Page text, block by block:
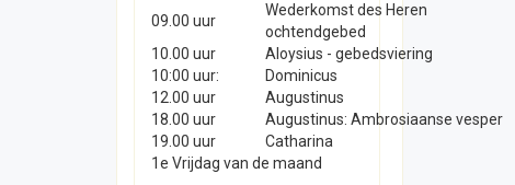
09.00 uur
Wederkomst des Heren
ochtendgebed
10.00 uur
Aloysius - gebedsviering
10:00 uur:
Dominicus
12.00 uur
Augustinus
18.00 uur
Augustinus: Ambrosiaanse vesper
19.00 uur
Catharina
1e Vrijdag van de maand